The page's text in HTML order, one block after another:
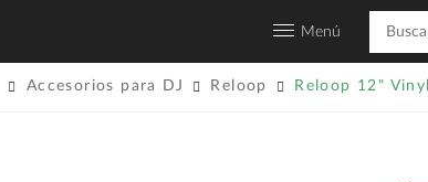
Menú
Accesorios para DJ Reloop Reloop 12"